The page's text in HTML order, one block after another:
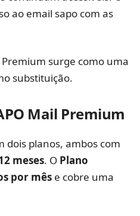
ao email sapo com as
Premium surge como uma
substituição.
Mail Premium
dois planos, ambos com
meses. O Plano
por mês e cobre uma